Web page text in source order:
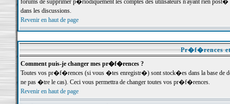
forums de supprimer p�riodiquement les comptes des utilisateurs n'ayant rien
dans les discussions.
Revenir en haut de page
Pr�f�rences
Comment puis-je changer mes pr�f�rences ?
Toutes vos pr�f�rences (si vous �tes enregistr�) sont stock�es dans la base de
ne pas �tre le cas). Ceci vous permettra de changer toutes vos pr�f�rences.
Revenir en haut de page